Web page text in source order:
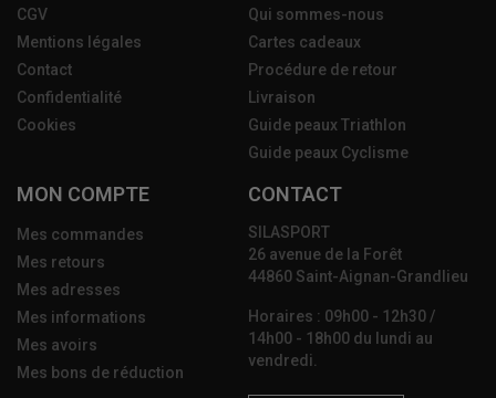
CGV
Mentions légales
Contact
Confidentialité
Cookies
Qui sommes-nous
Cartes cadeaux
Procédure de retour
Livraison
Guide peaux Triathlon
Guide peaux Cyclisme
MON COMPTE
Mes commandes
Mes retours
Mes adresses
Mes informations
Mes avoirs
Mes bons de réduction
CONTACT
SILASPORT
26 avenue de la Forêt
44860 Saint-Aignan-Grandlieu
Horaires : 09h00 - 12h30 /
14h00 - 18h00 du lundi au
vendredi.